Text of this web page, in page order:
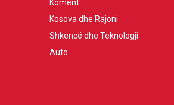
Koment
Kosova dhe Rajoni
Shkencë dhe Teknologji
Auto